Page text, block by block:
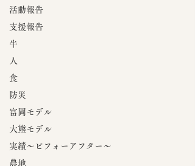
活動報告
支援報告
牛
人
食
防災
富岡モデル
大熊モデル
実績～ビフォーアフター～
農地